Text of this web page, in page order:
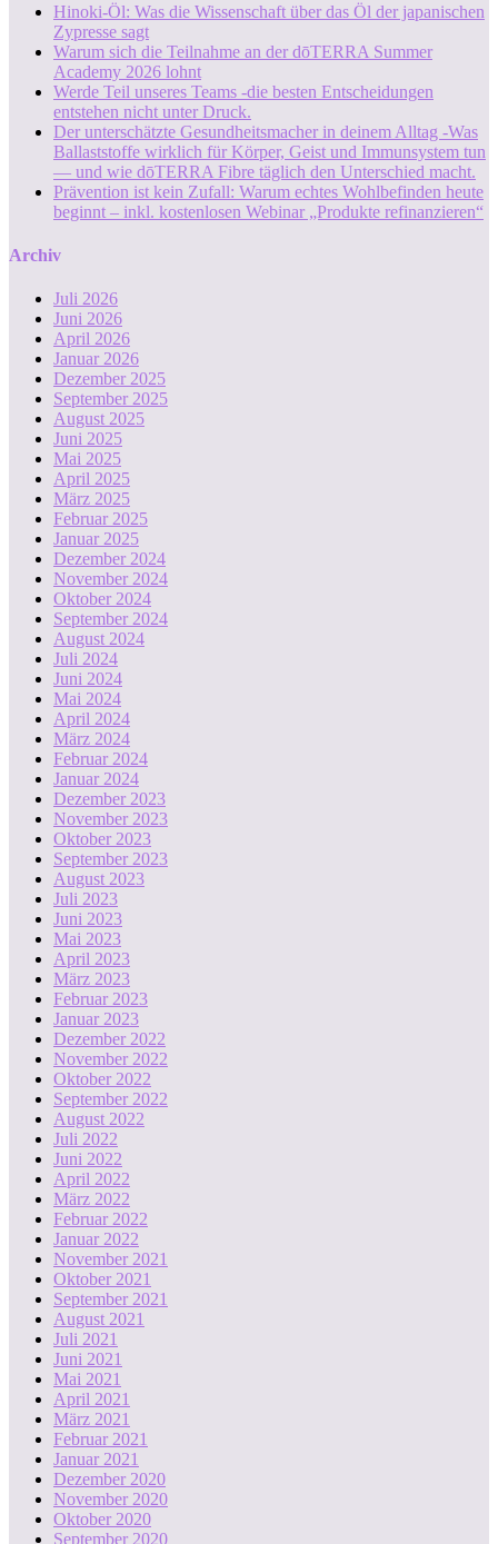
Hinoki-Öl: Was die Wissenschaft über das Öl der japanischen
Zypresse sagt
Warum sich die Teilnahme an der dōTERRA Summer
Academy 2026 lohnt
Werde Teil unseres Teams -die besten Entscheidungen
entstehen nicht unter Druck.
Der unterschätzte Gesundheitsmacher in deinem Alltag -Was
Ballaststoffe wirklich für Körper, Geist und Immunsystem tun
— und wie dōTERRA Fibre täglich den Unterschied macht.
Prävention ist kein Zufall: Warum echtes Wohlbefinden heute
beginnt – inkl. kostenlosen Webinar „Produkte refinanzieren“
Archiv
Juli 2026
Juni 2026
April 2026
Januar 2026
Dezember 2025
September 2025
August 2025
Juni 2025
Mai 2025
April 2025
März 2025
Februar 2025
Januar 2025
Dezember 2024
November 2024
Oktober 2024
September 2024
August 2024
Juli 2024
Juni 2024
Mai 2024
April 2024
März 2024
Februar 2024
Januar 2024
Dezember 2023
November 2023
Oktober 2023
September 2023
August 2023
Juli 2023
Juni 2023
Mai 2023
April 2023
März 2023
Februar 2023
Januar 2023
Dezember 2022
November 2022
Oktober 2022
September 2022
August 2022
Juli 2022
Juni 2022
April 2022
März 2022
Februar 2022
Januar 2022
November 2021
Oktober 2021
September 2021
August 2021
Juli 2021
Juni 2021
Mai 2021
April 2021
März 2021
Februar 2021
Januar 2021
Dezember 2020
November 2020
Oktober 2020
September 2020